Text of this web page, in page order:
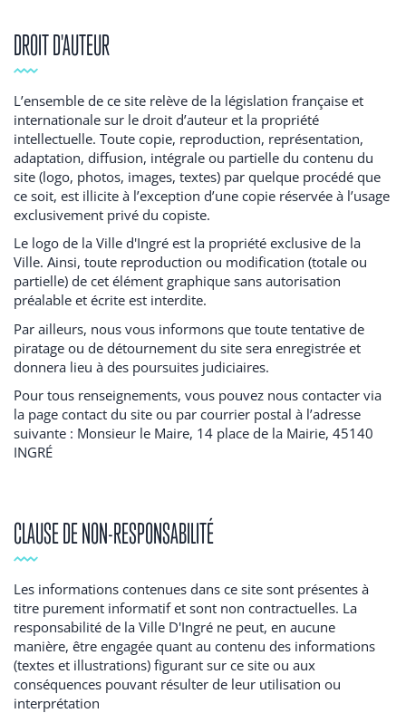
DROIT D'AUTEUR
L’ensemble de ce site relève de la législation française et
internationale sur le droit d’auteur et la propriété
intellectuelle. Toute copie, reproduction, représentation,
adaptation, diffusion, intégrale ou partielle du contenu du
site (logo, photos, images, textes) par quelque procédé que
ce soit, est illicite à l’exception d’une copie réservée à l’usage
exclusivement privé du copiste.
Le logo de la Ville d'Ingré est la propriété exclusive de la
Ville. Ainsi, toute reproduction ou modification (totale ou
partielle) de cet élément graphique sans autorisation
préalable et écrite est interdite.
Par ailleurs, nous vous informons que toute tentative de
piratage ou de détournement du site sera enregistrée et
donnera lieu à des poursuites judiciaires.
Pour tous renseignements, vous pouvez nous contacter via
la page contact du site ou par courrier postal à l’adresse
suivante : Monsieur le Maire, 14 place de la Mairie, 45140
INGRÉ
CLAUSE DE NON-RESPONSABILITÉ
Les informations contenues dans ce site sont présentes à
titre purement informatif et sont non contractuelles. La
responsabilité de la Ville D'Ingré ne peut, en aucune
manière, être engagée quant au contenu des informations
(textes et illustrations) figurant sur ce site ou aux
conséquences pouvant résulter de leur utilisation ou
interprétation